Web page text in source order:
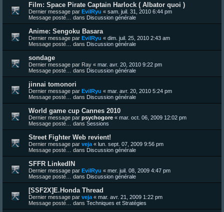
Film: Space Pirate Captain Harlock ( Albator quoi )
Dernier message par EvilRyu « sam. juil. 31, 2010 6:44 pm
Message posté… dans Discussion générale
Anime: Sengoku Basara
Dernier message par EvilRyu « dim. juil. 25, 2010 2:43 am
Message posté… dans Discussion générale
sondage
Dernier message par Ray « mar. avr. 20, 2010 9:22 pm
Message posté… dans Discussion générale
jinnai tomonori
Dernier message par EvilRyu « mar. avr. 20, 2010 5:24 pm
Message posté… dans Discussion générale
World game cup Cannes 2010
Dernier message par psychogore « mar. oct. 06, 2009 12:02 pm
Message posté… dans Sessions
Street Fighter Web revient!
Dernier message par veja « lun. sept. 07, 2009 9:56 pm
Message posté… dans Discussion générale
SFFR LinkedIN
Dernier message par EvilRyu « mer. juil. 08, 2009 4:47 pm
Message posté… dans Discussion générale
[SSF2X]E.Honda Thread
Dernier message par veja « mar. avr. 21, 2009 1:22 pm
Message posté… dans Techniques et Stratégies